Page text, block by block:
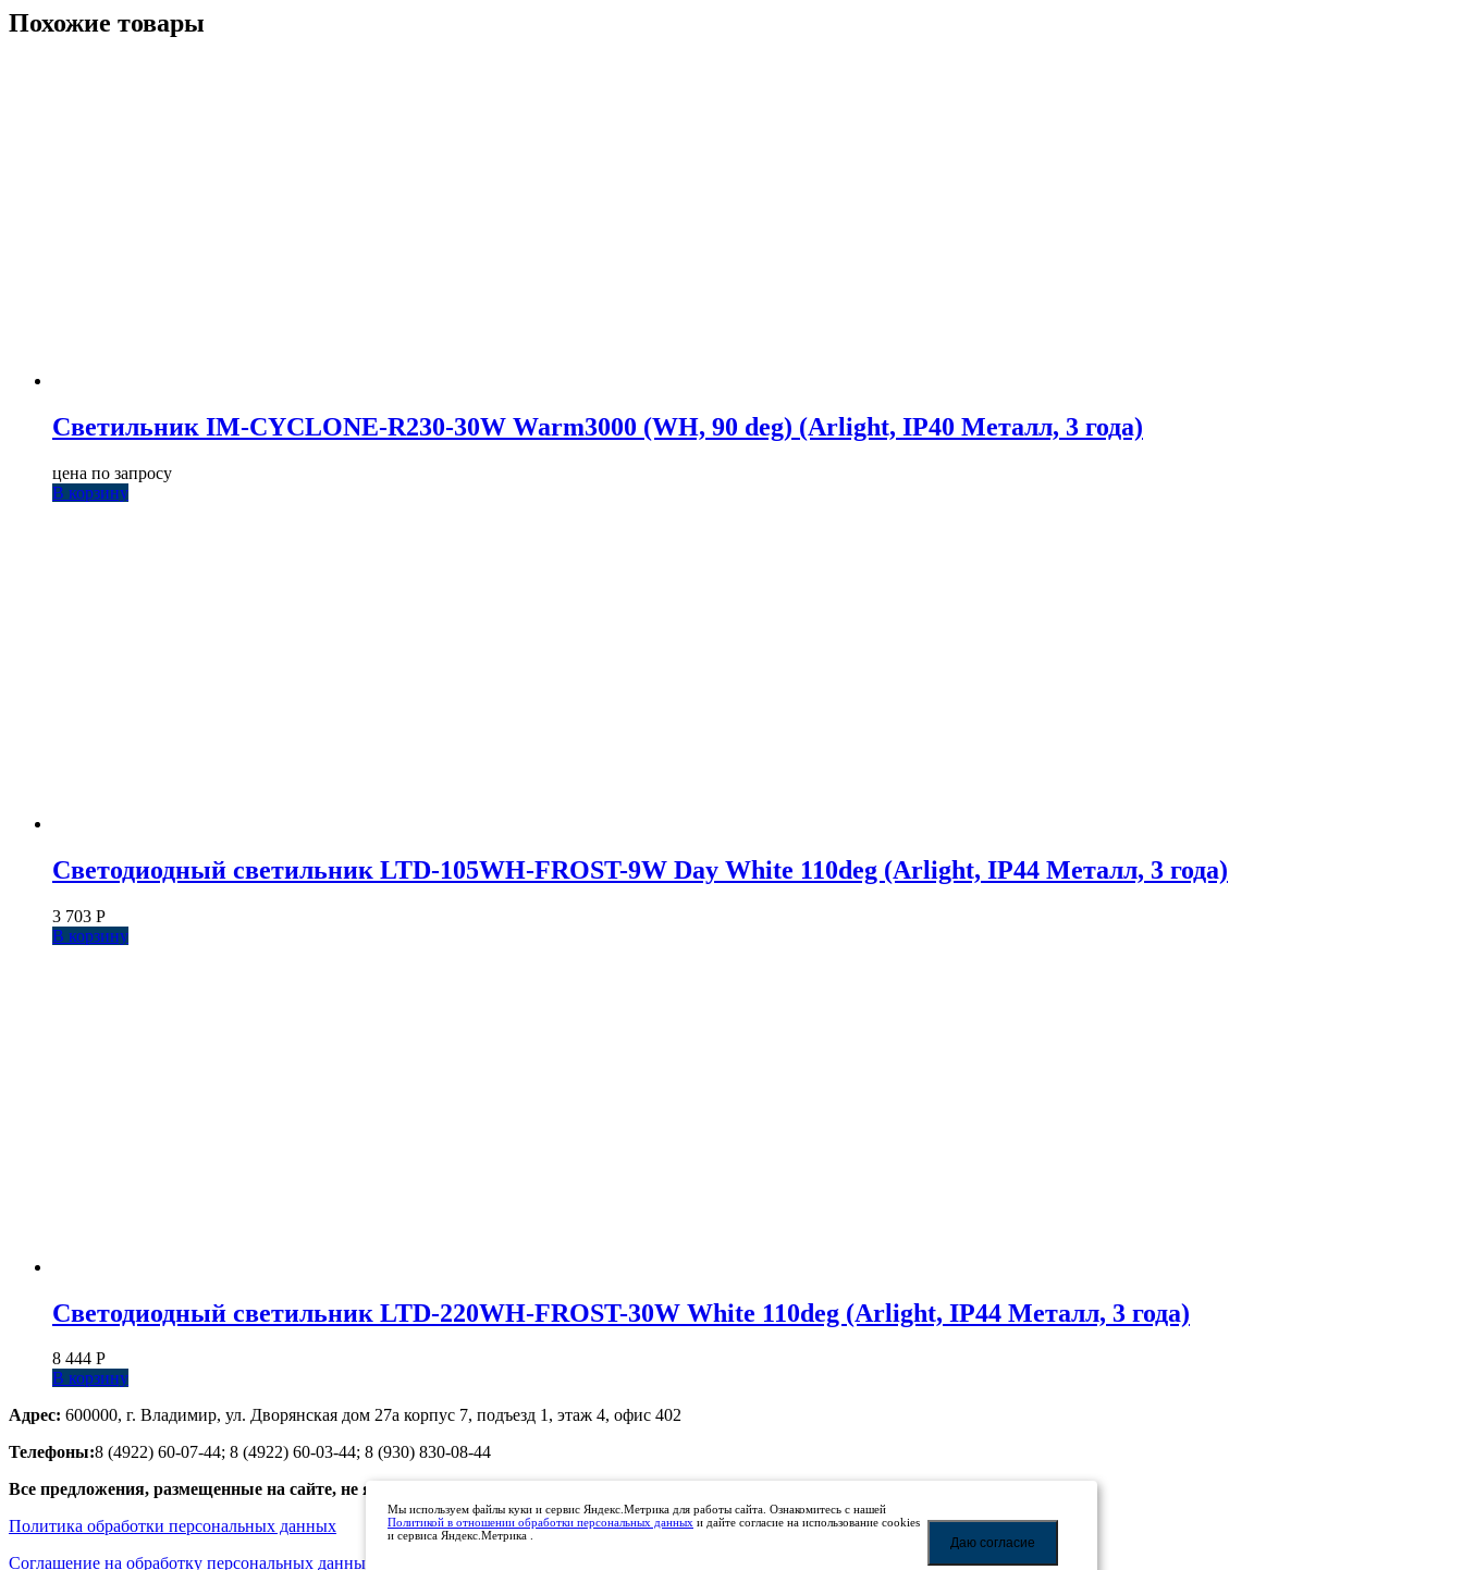
Похожие товары
Светильник IM-CYCLONE-R230-30W Warm3000 (WH, 90 deg) (Arlight, IP40 Металл, 3 года)
цена по запросу
В корзину
Светодиодный светильник LTD-105WH-FROST-9W Day White 110deg (Arlight, IP44 Металл, 3 года)
3 703 Р
В корзину
Светодиодный светильник LTD-220WH-FROST-30W White 110deg (Arlight, IP44 Металл, 3 года)
8 444 Р
В корзину
Адрес: 600000, г. Владимир, ул. Дворянская дом 27а корпус 7, подъезд 1, этаж 4, офис 402
Телефоны:8 (4922) 60-07-44; 8 (4922) 60-03-44; 8 (930) 830-08-44
Все предложения, размещенные на сайте, не являются публичной офертой. Просьба уточнять цены по телефону.
Политика обработки персональных данных
Соглашение на обработку персональных данных
Мы используем файлы куки и сервис Яндекс.Метрика для работы сайта. Ознакомитесь с нашей
Политикой в отношении обработки персональных данных и дайте согласие на использование cookies
и сервиса Яндекс.Метрика .
Даю согласие